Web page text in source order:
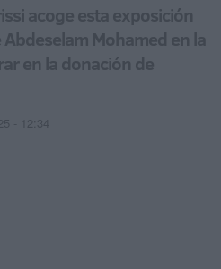
acoge esta exposición
Mohamed en la
en la donación de
- 12:34